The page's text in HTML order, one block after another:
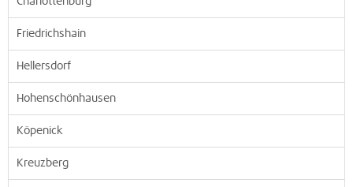
Friedrichshain
Hellersdorf
Hohenschönhausen
Köpenick
Kreuzberg